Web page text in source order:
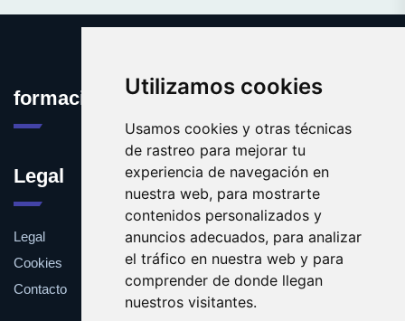
Utilizamos cookies
Usamos cookies y otras técnicas
de rastreo para mejorar tu
experiencia de navegación en
nuestra web, para mostrarte
contenidos personalizados y
anuncios adecuados, para analizar
el tráfico en nuestra web y para
comprender de donde llegan
nuestros visitantes.
formacioninformatica.es
Legal
Legal
Cookies
Contacto